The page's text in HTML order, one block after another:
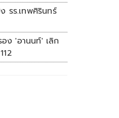
รร.เทพศิรินทร์
ง 'อานนท์' เลิก